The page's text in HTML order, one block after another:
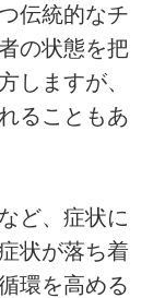
伝統的なチ
の状態を把
しますが、
ることもあ
ど、症状に
状が落ち着
環を高める